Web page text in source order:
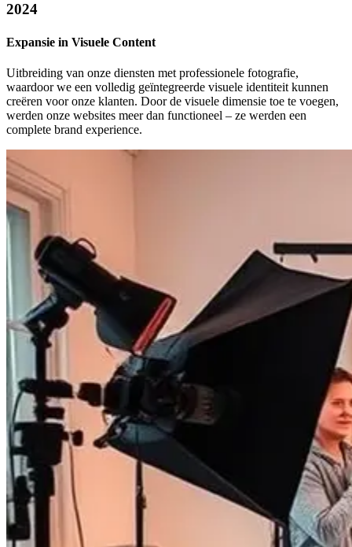
2024
Expansie in Visuele Content
Uitbreiding van onze diensten met professionele fotografie,
waardoor we een volledig geïntegreerde visuele identiteit kunnen
creëren voor onze klanten. Door de visuele dimensie toe te voegen,
werden onze websites meer dan functioneel – ze werden een
complete brand experience.